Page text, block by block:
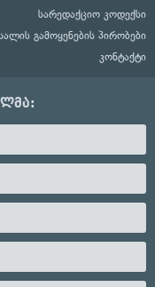
სარედაქციო კოდექსი
გამოყენების პირობები
კონტაქტი